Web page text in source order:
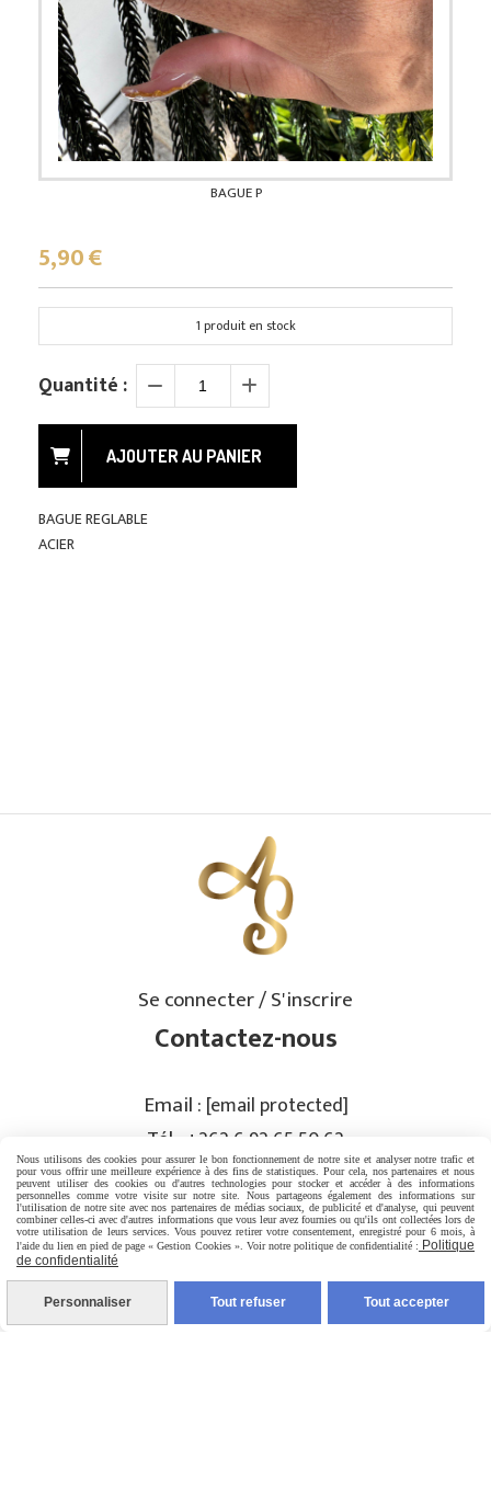
BAGUE P
5,90€
1 produit en stock
Quantité :
AJOUTER AU PANIER
BAGUE REGLABLE
ACIER
Se connecter / S'inscrire
Contactez-nous
Email : [email protected]
Tél : +262 6 92 65 50 62
PRISE DE RENDEZ-VOUS
Rejoignez-nous
Nous utilisons des cookies pour assurer le bon fonctionnement de notre site et analyser notre trafic et
pour vous offrir une meilleure expérience à des fins de statistiques. Pour cela, nos partenaires et nous
peuvent utiliser des cookies ou d'autres technologies pour stocker et accéder à des informations
personnelles comme votre visite sur notre site. Nous partageons également des informations sur
l'utilisation de notre site avec nos partenaires de médias sociaux, de publicité et d'analyse, qui peuvent
combiner celles-ci avec d'autres informations que vous leur avez fournies ou qu'ils ont collectées lors de
votre utilisation de leurs services. Vous pouvez retirer votre consentement, enregistré pour 6 mois, à
l'aide du lien en pied de page « Gestion Cookies ». Voir notre politique de confidentialité : Politique
de confidentialité
Personnaliser Tout refuser Tout accepter